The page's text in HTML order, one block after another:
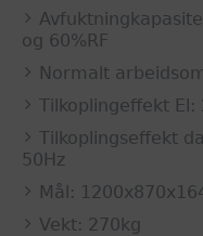
og 60%RF
Normalt
Tilkoplingeffekt El:
Tilkoplingseffekt
50Hz
Mål:
Vekt: 270kg